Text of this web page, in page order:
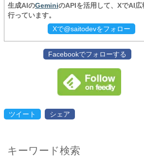
生成AIのGeminiのAPIを活用して、XでAI広
行っています。
Xで@saitodevをフォロー
Facebookでフォローする
ツイート シェア
キーワード検索